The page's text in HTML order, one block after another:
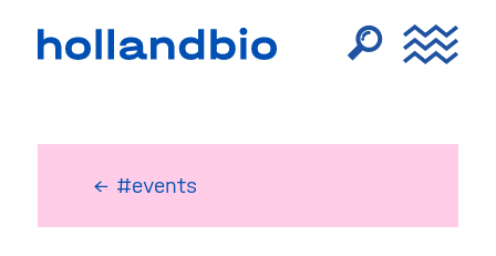
← #events